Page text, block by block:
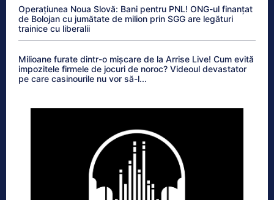
Operațiunea Noua Slovă: Bani pentru PNL! ONG-ul finanțat
de Bolojan cu jumătate de milion prin SGG are legături
trainice cu liberalii
Milioane furate dintr-o mișcare de la Arrise Live! Cum evită
impozitele firmele de jocuri de noroc? Videoul devastator
pe care casinourile nu vor să-l...